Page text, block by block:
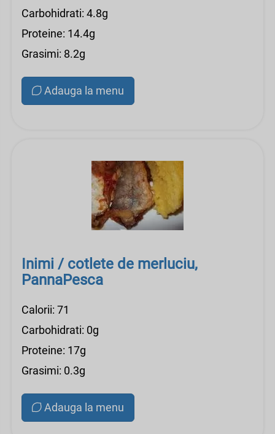
Carbohidrati: 4.8g
Proteine: 14.4g
Grasimi: 8.2g
Adauga la menu
Inimi / cotlete de merluciu,
PannaPesca
Calorii: 71
Carbohidrati: 0g
Proteine: 17g
Grasimi: 0.3g
Adauga la menu